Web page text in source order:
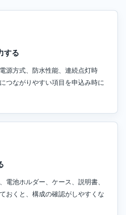
する
源方式、防水性能、連続点灯時
つながりやすい項目を申込み時に
電池ホルダー、ケース、説明書、
おくと、構成の確認がしやすくな